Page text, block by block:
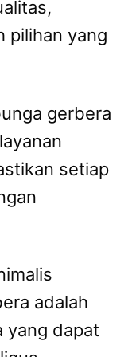
pilihan yang
gerbera
setiap
adalah
yang dapat